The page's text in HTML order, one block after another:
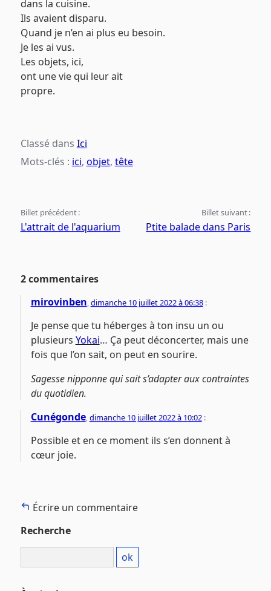
dans la cuisine.
Ils avaient disparu.
Quand je n’en ai plus eu besoin.
Je les ai vus.
Les objets, ici,
ont une vie qui leur ait
propre.
Classé dans Ici
Mots-clés : ici, objet, tête
Billet précédent :
L'attrait de l'aquarium
Billet suivant :
Ptite balade dans Paris
2 commentaires
mirovinben,dimanche 10 juillet 2022 à 06:38:
Je pense que tu héberges à ton insu un ou
plusieurs Yokai… Ça peut déconcerter, mais une
fois que l’on sait, on peut en sourire.
Sagesse nipponne qui sait s’adapter aux contraintes
du quotidien.
Cunégonde,dimanche 10 juillet 2022 à 10:02:
Possible et en ce moment ils s’en donnent à
cœur joie.
Écrire un commentaire
Recherche